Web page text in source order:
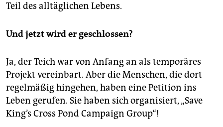
Teil des alltäglichen Lebens.
Und jetzt wird er geschlossen?
Ja, der Teich war von Anfang an als temporäres
Projekt vereinbart. Aber die Menschen, die dort
regelmäßig hingehen, haben eine Petition ins
Leben gerufen. Sie haben sich organisiert, „Save
King’s Cross Pond Campaign Group“!